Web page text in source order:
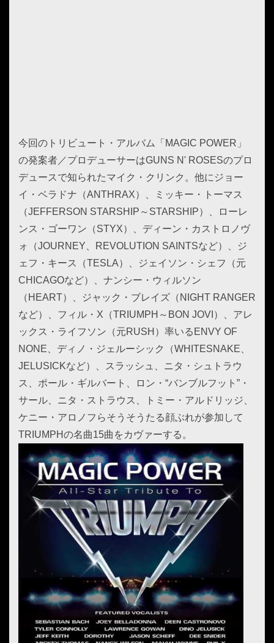
今回のトリビュート・アルバム「MAGIC POWER」
の発案者／プロデューサーはGUNS N' ROSESのプロ
デュースで知られたマイク・クリンク。他にジョー
イ・ベラドナ（ANTHRAX）、ミッキー・トーマス
（JEFFERSON STARSHIP～STARSHIP）、ローレ
ンス・ゴーワン（STYX）、ディーン・カストロノヴ
ォ（JOURNEY、REVOLUTION SAINTSなど）、ジ
ェフ・キース（TESLA）、ジェイソン・シェフ（元
CHICAGOなど）、ナンシー・ウィルソン
（HEART）、ジャック・ブレイズ（NIGHT RANGER
など）、フィル・X（TRIUMPH～BON JOVI）、アレ
ックス・ライフソン（元RUSH）率いるENVY OF
NONE、ディノ・ジェルーシック（WHITESNAKE、
JELUSICKなど）、スラッシュ、ニタ・シュトラウ
ス、ポール・ギルバート、ロン・“バンブルフット”・
サール、ニタ・ストラウス、トミー・アルドリッジ、
ケニー・アロノフらそうそうたる顔ぶれが参加して
TRIUMPHの名曲15曲をカヴァーする。